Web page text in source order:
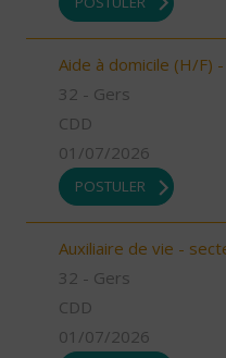
Aide à domicile (H/F)
32 - Gers
CDD
01/07/2026
POSTULER
Auxiliaire de vie -
32 - Gers
CDD
01/07/2026